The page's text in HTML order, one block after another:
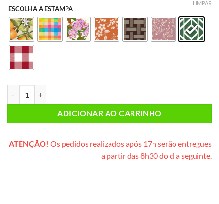
de clientes
ESCOLHA A ESTAMPA
LIMPAR
ADICIONAR AO CARRINHO
ATENÇÃO! Os pedidos realizados após 17h serão entregues
a partir das 8h30 do dia seguinte.